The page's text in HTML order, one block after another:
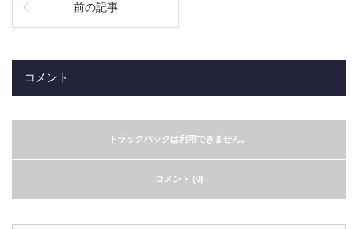
前の記事
コメント
トラックバックは利用できません。
コメント (0)